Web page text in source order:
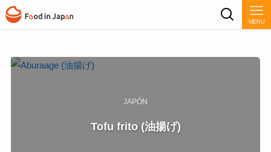
MENU
JAPÓN
Tofu frito (油揚げ)